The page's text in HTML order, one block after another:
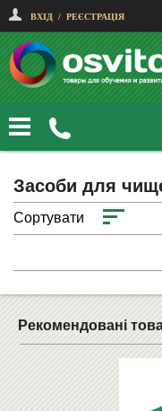
ВХІД / РЕЄСТРАЦІЯ
Засоби для
Сортувати
Рекомендовані